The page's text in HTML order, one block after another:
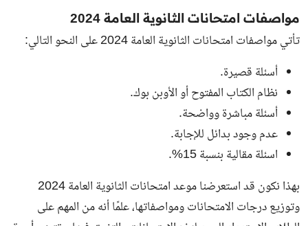
مواصفات امتحانات الثانوية العامة 2024
تأتي مواصفات امتحانات الثانوية العامة 2024 على النحو التالي:
أسئلة قصيرة.
نظام الكتاب المفتوح أو الأوبن بوك.
أسئلة مباشرة وواضحة.
عدم وجود بدائل للإجابة.
اسئلة مقالية بنسبة 15%.
بهذا نكون قد استعرضنا موعد امتحانات الثانوية العامة 2024
وتوزيع درجات الامتحانات ومواصفاتها، علمًا أنه من المهم على